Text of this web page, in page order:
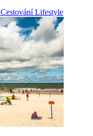
CestováníLifestyle